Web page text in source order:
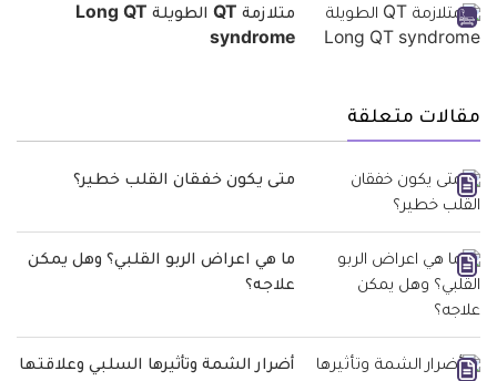
متلازمة QT الطويلة Long QT
syndrome
مقالات متعلقة
متى يكون خفقان القلب خطير؟
ما هي اعراض الربو القلبي؟ وهل يمكن
علاجه؟
أضرار الشمة وتأثيرها السلبي وعلاقتها